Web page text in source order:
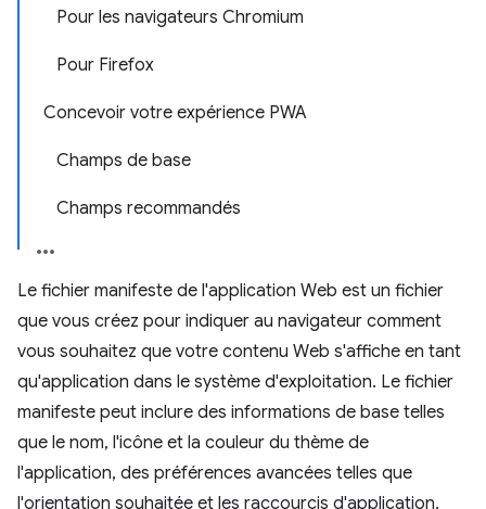
Pour les navigateurs Chromium
Pour Firefox
Concevoir votre expérience PWA
Champs de base
Champs recommandés
Le fichier manifeste de l'application Web est un fichier
que vous créez pour indiquer au navigateur comment
vous souhaitez que votre contenu Web s'affiche en tant
qu'application dans le système d'exploitation. Le fichier
manifeste peut inclure des informations de base telles
que le nom, l'icône et la couleur du thème de
l'application, des préférences avancées telles que
l'orientation souhaitée et les raccourcis d'application,